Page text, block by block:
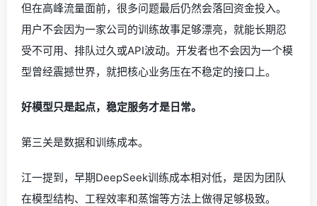
但在高峰流量面前，很多问题最后仍然会落回资金投入。
用户不会因为一家公司的训练故事足够漂亮，就能长期忍
受不可用、排队过久或API波动。开发者也不会因为一个模
型曾经震撼世界，就把核心业务压在不稳定的接口上。
好模型只是起点，稳定服务才是日常。
第三关是数据和训练成本。
江一提到，早期DeepSeek训练成本相对低，是因为团队
在模型结构、工程效率和蒸馏等方法上做得足够极致。